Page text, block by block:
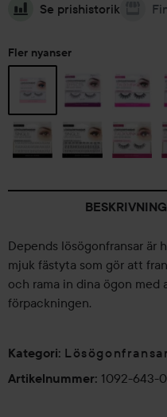
Se prishistorik
Fler nyanser
BESKRIVNING
Depends lösögonfransar är
mjuk fästyta som gör att
och rama in dina ögon
förpackningen.
Kategori: Lösögonfransar
Artikelnummer: 1092-643-